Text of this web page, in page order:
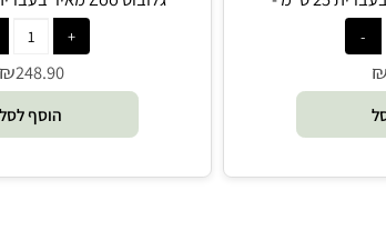
Tecnodidattica
₪248.90
הוסף לסל
גלובוס יום ולילה מאיר בעברית 25 ס”מ -